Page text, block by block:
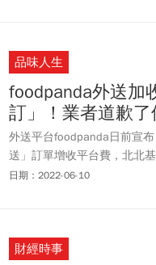
品味人生
foodpanda外送加
訂」！業者道歉
外送平台foodpanda日前宣
送」訂單增收平台費，北北
用。不料此舉引起大批會員
日期：2022-06-10
財經時事